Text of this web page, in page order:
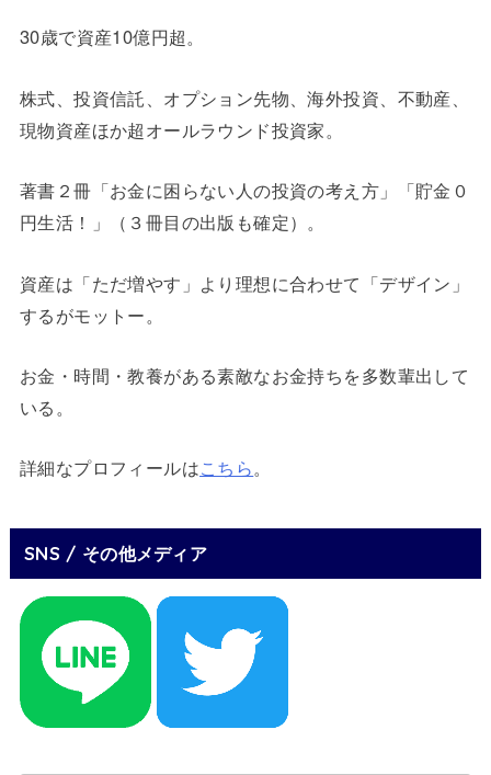
30歳で資産10億円超。
株式、投資信託、オプション先物、海外投資、不動産、
現物資産ほか超オールラウンド投資家。
著書２冊「お金に困らない人の投資の考え方」「貯金０
円生活！」（３冊目の出版も確定）。
資産は「ただ増やす」より理想に合わせて「デザイン」
するがモットー。
お金・時間・教養がある素敵なお金持ちを多数輩出して
いる。
詳細なプロフィールはこちら。
SNS / その他メディア